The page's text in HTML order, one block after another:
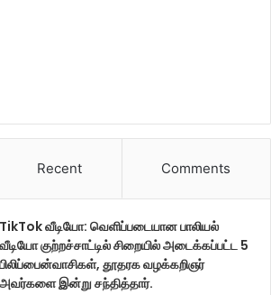
Recent Comments
TikTok வீடியோ: வெளிப்படையான பாலியல்
வீடியோ குற்றச்சாட்டில் சிறையில் அடைக்கப்பட்ட 5
பிலிப்பைன்வாசிகள், தூதரக வழக்கறிஞர்
அவர்களை இன்று சந்தித்தார்.